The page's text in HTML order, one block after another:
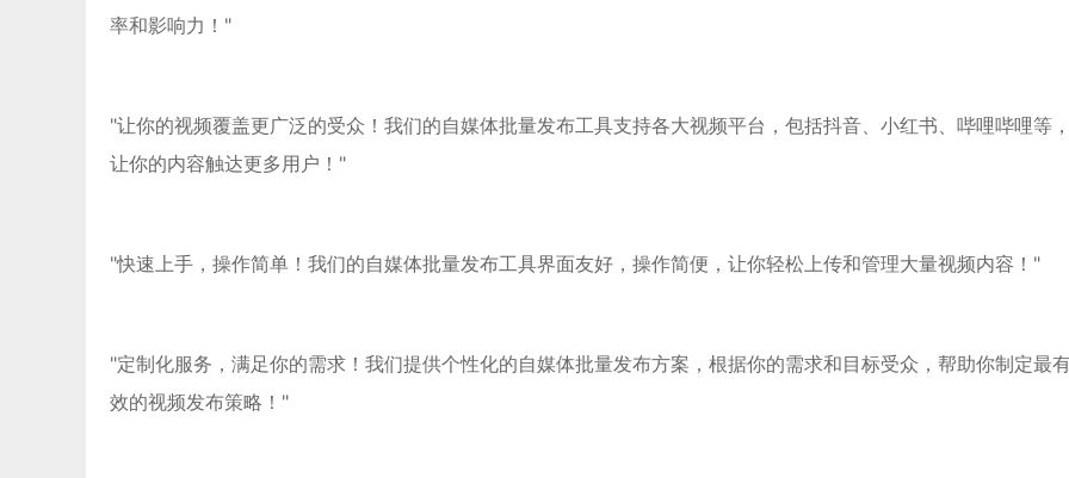
率和影响力！"
"让你的视频覆盖更广泛的受众！我们的自媒体批量发布工具支持各大视频平台，包括抖音、小红书、哔哩哔哩等
让你的内容触达更多用户！"
"快速上手，操作简单！我们的自媒体批量发布工具界面友好，操作简便，让你轻松上传和管理大量视频内容！"
"定制化服务，满足你的需求！我们提供个性化的自媒体批量发布方案，根据你的需求和目标受众，帮助你制定最
效的视频发布策略！"